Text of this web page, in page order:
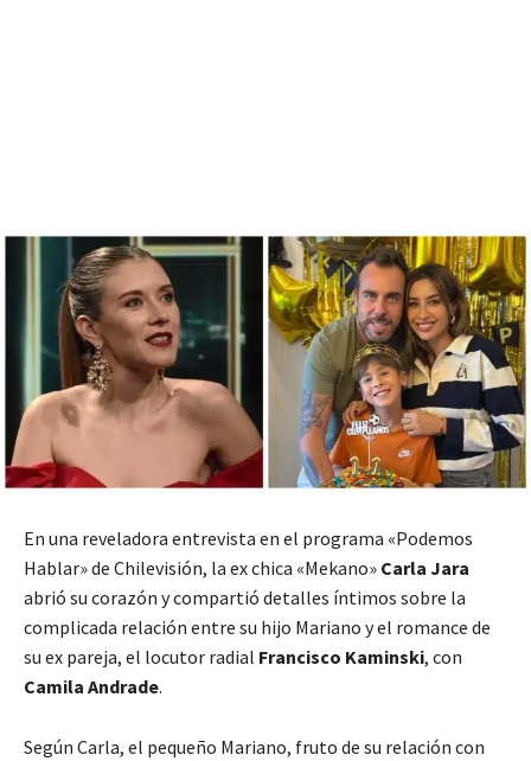
En una reveladora entrevista en el programa «Podemos
Hablar» de Chilevisión, la ex chica «Mekano» Carla Jara
abrió su corazón y compartió detalles íntimos sobre la
complicada relación entre su hijo Mariano y el romance de
su ex pareja, el locutor radial Francisco Kaminski, con
Camila Andrade.
Según Carla, el pequeño Mariano, fruto de su relación con